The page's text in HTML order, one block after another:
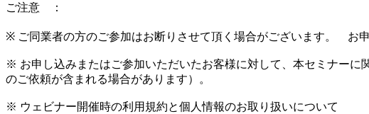
ご注意 ：
※ ご同業者の方のご参加はお断りさせて頂く場合がございます。 お
※ お申し込みまたはご参加いただいたお客様に対して、本セミナーに
のご依頼が含まれる場合があります）。
※ ウェビナー開催時の利用規約と個人情報のお取り扱いについて